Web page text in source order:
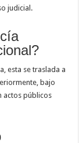
judicial.
esta se traslada a
bajo
actos públicos